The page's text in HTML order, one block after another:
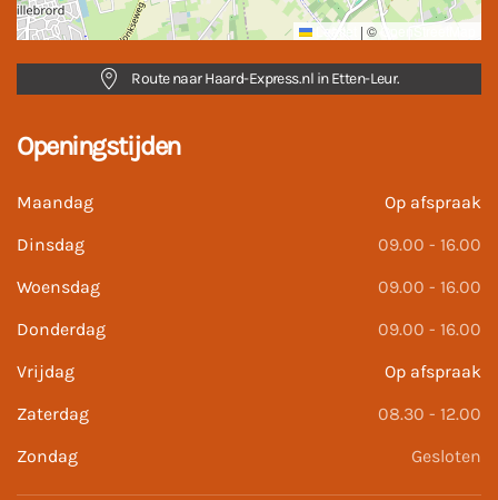
| ©
Route naar Haard-Express.nl in Etten-Leur.
Openingstijden
Maandag
Op afspraak
Dinsdag
09.00 - 16.00
Woensdag
09.00 - 16.00
Donderdag
09.00 - 16.00
Vrijdag
Op afspraak
Zaterdag
08.30 - 12.00
Zondag
Gesloten